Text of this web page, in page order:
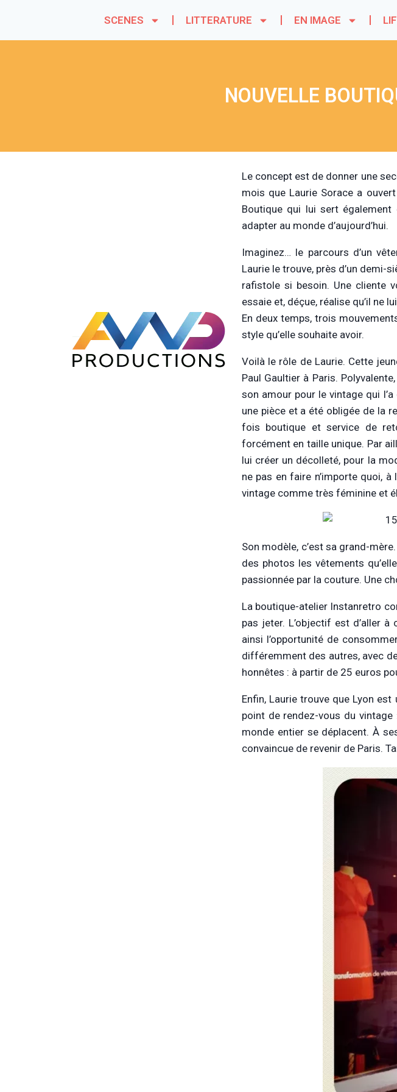
SCENES LITTERATURE EN IMAGE
NOUVELLE
Le concept est de donner une
mois que Laurie Sorace a
Boutique qui lui sert également
adapter au monde d’aujourd’hui.
Imaginez… le parcours d’un
Laurie le trouve, près d’un demi-
rafistole si besoin. Une cliente
essaie et, déçue, réalise qu’il ne
En deux temps, trois
style qu’elle souhaite avoir.
Voilà le rôle de Laurie. Cette
Paul Gaultier à Paris.
son amour pour le vintage qui
une pièce et a été obligée de la
fois boutique et service de
forcément en taille unique. Par
lui créer un décolleté, pour la
ne pas en faire n’importe quoi,
vintage comme très féminine et
Son modèle, c’est sa grand-
des photos les vêtements
passionnée par la couture. Une
La boutique-atelier Instanretro
pas jeter. L’objectif est d’aller
ainsi l’opportunité de
différemment des autres, avec
honnêtes : à partir de 25 euros
Enfin, Laurie trouve que Lyon
point de rendez-vous du
monde entier se déplacent. À
convaincue de revenir de Paris.